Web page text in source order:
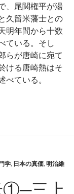
、尾関権平が湯
久留米藩士との
明年間から十数
ている。そし
らが唐崎に宛て
ける唐崎熱はそ
ている。
学, 日本の真価, 明治維
①─三上